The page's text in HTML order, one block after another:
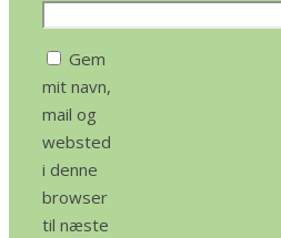
Gem
mit navn,
mail og
websted
i denne
browser
til næste